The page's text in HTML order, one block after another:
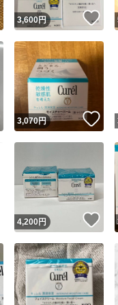
Yahoo!フリマが定めた一
安心取引出品者
安心取引出品者
取引実績
取引実績◯+
商品画像の 無断転
コピーは1商品につ
いいね！
3,600円
いいね！
3,070円
いいね！
4,200円